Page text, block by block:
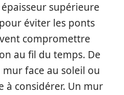
supérieure
éviter les ponts
compromettre
au fil du temps. De
face au soleil ou
à considérer. Un mur